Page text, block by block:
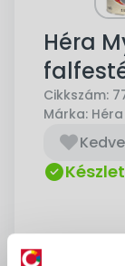
Héra
Cikkszám:
Márka: Héra